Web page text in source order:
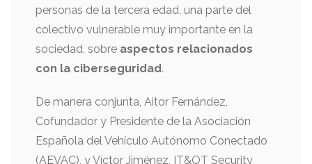
personas de la tercera edad, una parte del
colectivo vulnerable muy importante en la
sociedad, sobre aspectos relacionados
con la ciberseguridad.
De manera conjunta, Aitor Fernández,
Cofundador y Presidente de la Asociación
Española del Vehículo Autónomo Conectado
(AEVAC), y Víctor Jiménez, IT&OT Security